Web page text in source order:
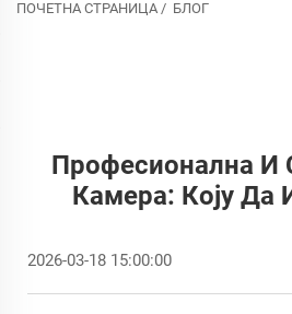
ПОЧЕТНА СТРАНИЦА / БЛОГ
Професионална И
Камера: Коју Да
2026-03-18 15:00:00